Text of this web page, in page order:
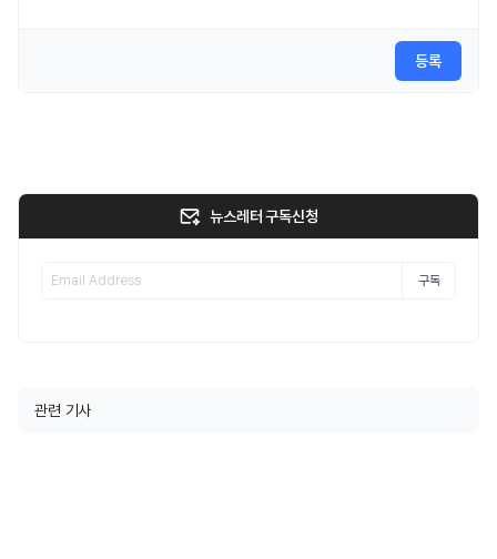
등록
뉴스레터 구독신청
구독
관련 기사